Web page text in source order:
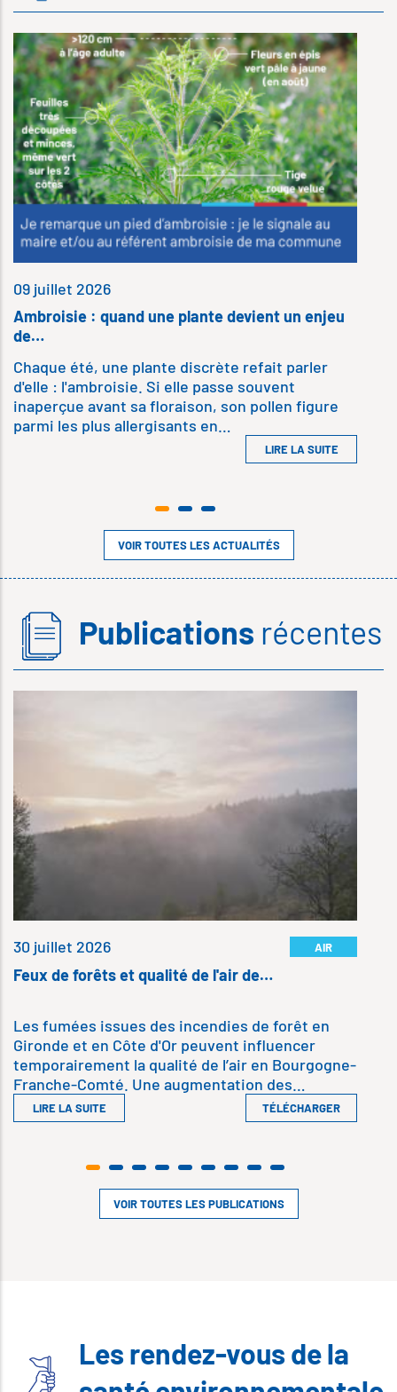
09 juillet 2026
Ambroisie : quand une plante devient un enjeu
de…
Chaque été, une plante discrète refait parler
d'elle : l'ambroisie. Si elle passe souvent
inaperçue avant sa floraison, son pollen figure
parmi les plus allergisants en…
LIRE LA SUITE
VOIR TOUTES LES ACTUALITÉS
Publications récentes
30 juillet 2026 AIR
Feux de forêts et qualité de l'air de…
Les fumées issues des incendies de forêt en
Gironde et en Côte d'Or peuvent influencer
temporairement la qualité de l’air en Bourgogne-
Franche-Comté. Une augmentation des…
LIRE LA SUITE TÉLÉCHARGER
VOIR TOUTES LES PUBLICATIONS
Les rendez-vous de la